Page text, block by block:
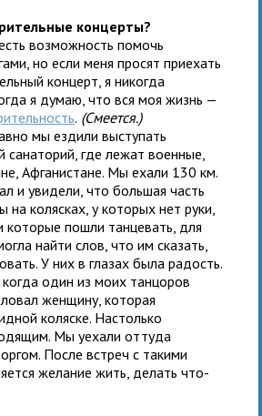
концерты?
возможность помочь
но если меня просят приехать
концерт, я никогда
я думаю, что вся моя жизнь —
. (Смеется.)
мы ездили выступать
санаторий, где лежат военные,
Афганистане. Мы ехали 130 км.
и увидели, что большая часть
колясках, у которых нет руки,
которые пошли танцевать, для
найти слов, что им сказать,
У них в глазах была радость.
один из моих танцоров
женщину, которая
коляске. Настолько
Мы уехали оттуда
После встреч с такими
желание жить, делать что-